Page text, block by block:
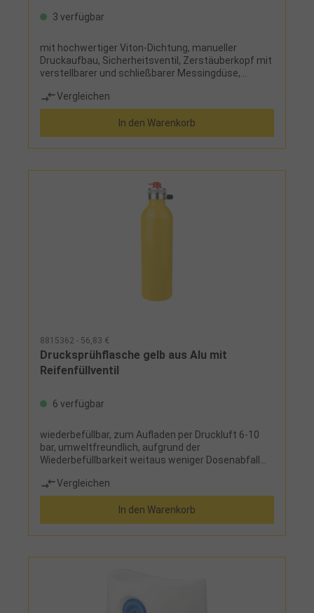
3 verfügbar
mit hochwertiger Viton-Dichtung, manueller
Druckaufbau, Sicherheitsventil, Zerstäuberkopf mit
verstellbarer und schließbarer Messingdüse,
ZerstäuberdüseEinsatz:für die Maschinen- und
Fahrzeugreinigung, Versprühen von Schalöl,
Desinfektions- und Pflanzenschutzmittel, nicht
geeignet für Aceton, Glykol, Ammoniak,
Montagereiniger und Säuren
Vergleichen
In den Warenkorb
8815362 - 56,83 €
Drucksprühflasche gelb aus Alu mit
Reifenfüllventil
6 verfügbar
wiederbefüllbar, zum Aufladen per Druckluft 6-10
bar, umweltfreundlich, aufgrund der
Wiederbefüllbarkeit weitaus weniger Dosenabfall
Befüllung mit ReifenfüllventilLieferumfang:
Drucksprühflasche, 2 Tellerventile und 4 Sprühköpfe
Vergleichen
In den Warenkorb